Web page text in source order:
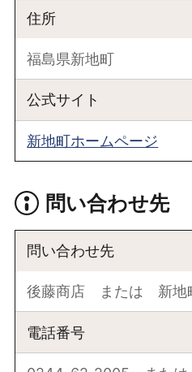
住所
福島県新地町
公式サイト
新地町ホームページ
問い合わせ先
問い合わせ先
後藤商店 または 新地
電話番号